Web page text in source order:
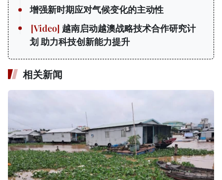
增强新时期应对气候变化的主动性
越南启动越澳战略技术合作研究计
划 助力科技创新能力提升
相关新闻